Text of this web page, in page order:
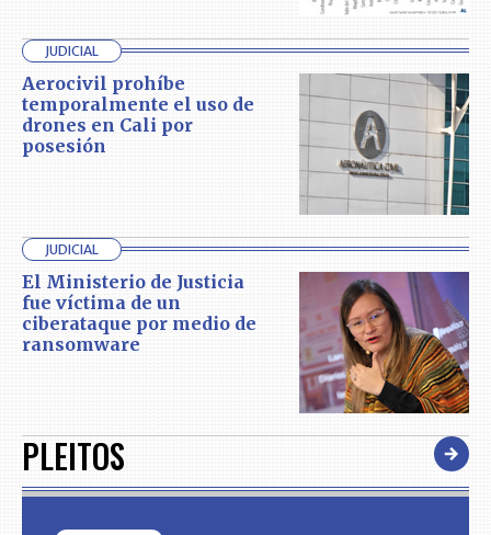
JUDICIAL
Aerocivil prohíbe
temporalmente el uso de
drones en Cali por
posesión
JUDICIAL
El Ministerio de Justicia
fue víctima de un
ciberataque por medio de
ransomware
PLEITOS